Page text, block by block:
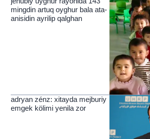
mingdin artuq oyghur bala ata-
anisidin ayrilip qalghan
adryan zénz: xitayda mejburiy
emgek kölimi yenila zor